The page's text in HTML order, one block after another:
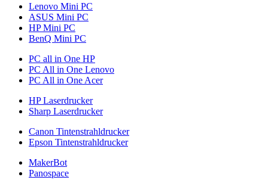
Lenovo Mini PC
ASUS Mini PC
HP Mini PC
BenQ Mini PC
PC all in One HP
PC All in One Lenovo
PC All in One Acer
HP Laserdrucker
Sharp Laserdrucker
Canon Tintenstrahldrucker
Epson Tintenstrahldrucker
MakerBot
Panospace